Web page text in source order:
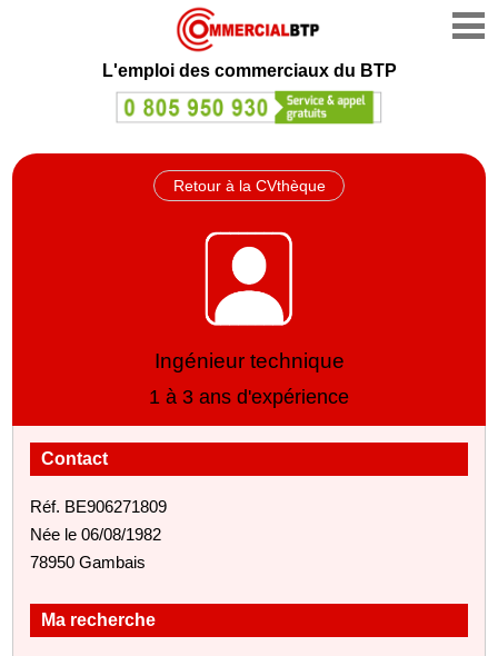
L'emploi des commerciaux du BTP
Retour à la CVthèque
Ingénieur technique
1 à 3 ans d'expérience
Contact
Réf. BE906271809
Née le 06/08/1982
78950 Gambais
Ma recherche